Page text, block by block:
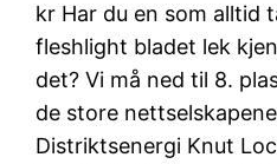
kr Har du en som alltid
fleshlight bladet lek
det? Vi må ned til 8.
de store
Distriktsenergi Knut